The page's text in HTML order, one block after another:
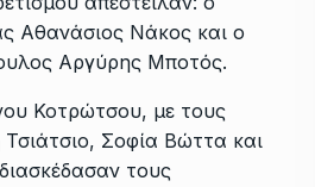
Αθανάσιος Νάκος και ο
Αργύρης Μποτός.
Κοτρώτσου, με τους
Τσιάτσιο, Σοφία Βώττα και
τους